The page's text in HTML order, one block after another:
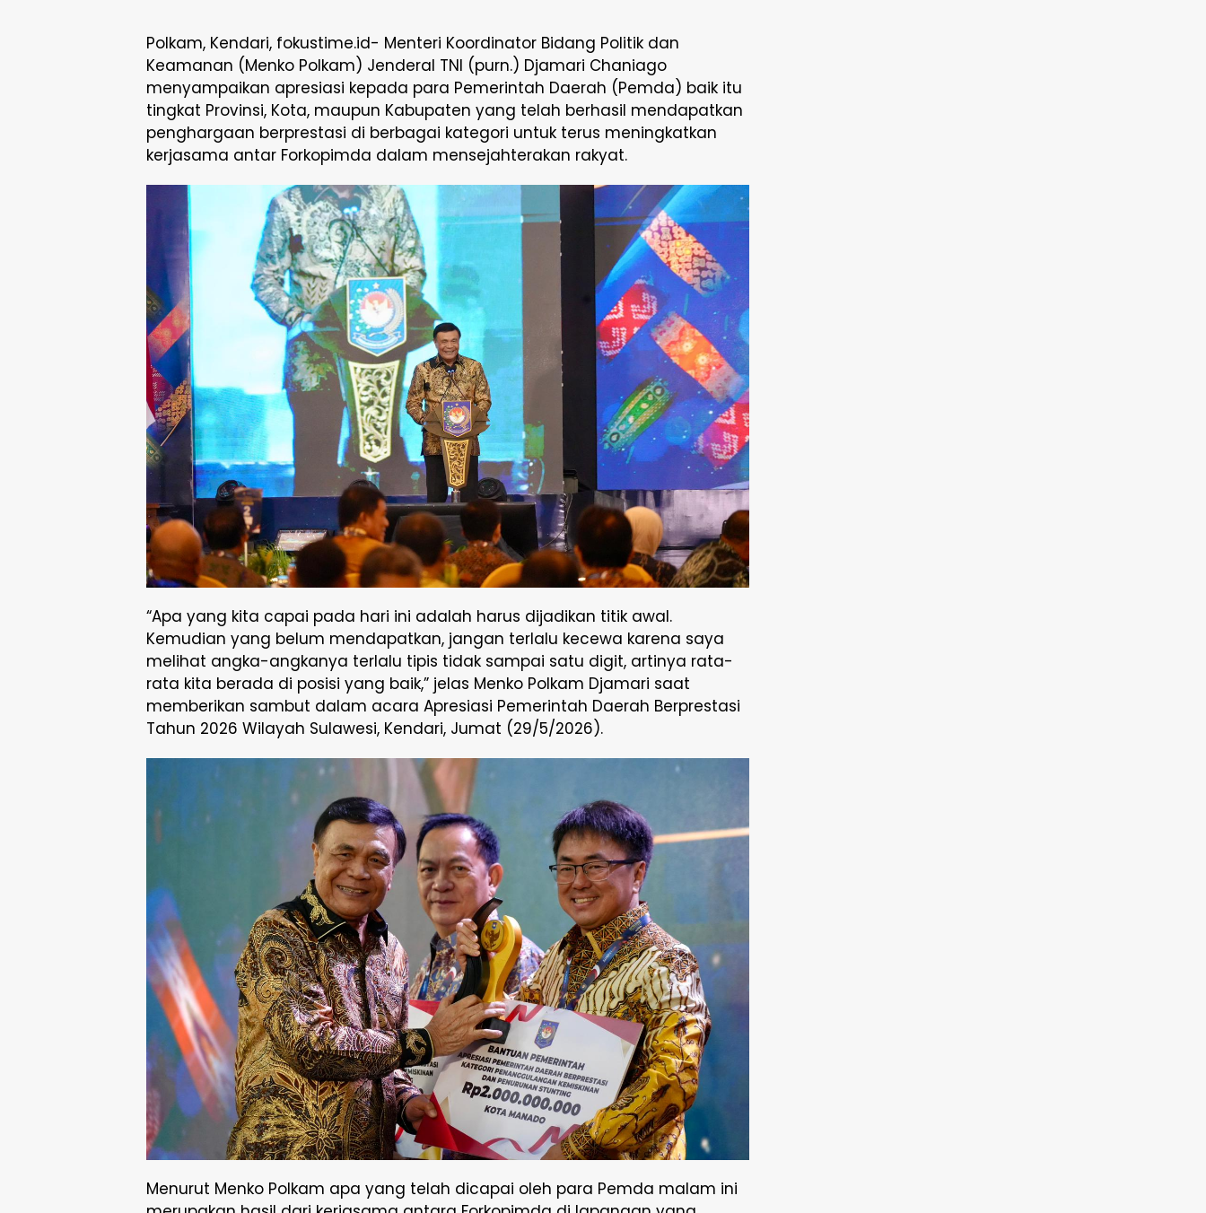
Polkam, Kendari, fokustime.id- Menteri Koordinator Bidang Politik dan
Keamanan (Menko Polkam) Jenderal TNI (purn.) Djamari Chaniago
menyampaikan apresiasi kepada para Pemerintah Daerah (Pemda) baik itu
tingkat Provinsi, Kota, maupun Kabupaten yang telah berhasil mendapatkan
penghargaan berprestasi di berbagai kategori untuk terus meningkatkan
kerjasama antar Forkopimda dalam mensejahterakan rakyat.
“Apa yang kita capai pada hari ini adalah harus dijadikan titik awal.
Kemudian yang belum mendapatkan, jangan terlalu kecewa karena saya
melihat angka-angkanya terlalu tipis tidak sampai satu digit, artinya rata-
rata kita berada di posisi yang baik,” jelas Menko Polkam Djamari saat
memberikan sambut dalam acara Apresiasi Pemerintah Daerah Berprestasi
Tahun 2026 Wilayah Sulawesi, Kendari, Jumat (29/5/2026).
Menurut Menko Polkam apa yang telah dicapai oleh para Pemda malam ini